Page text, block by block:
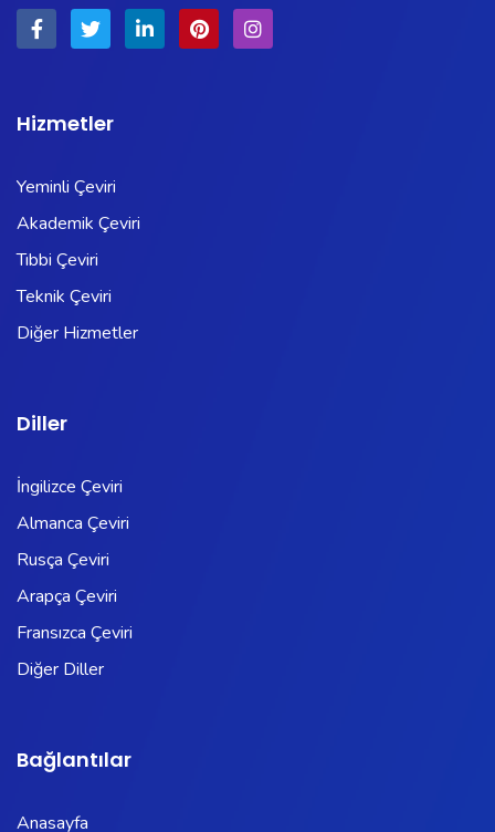
Hizmetler
Yeminli Çeviri
Akademik Çeviri
Tıbbi Çeviri
Teknik Çeviri
Diğer Hizmetler
Diller
İngilizce Çeviri
Almanca Çeviri
Rusça Çeviri
Arapça Çeviri
Fransızca Çeviri
Diğer Diller
Bağlantılar
Anasayfa